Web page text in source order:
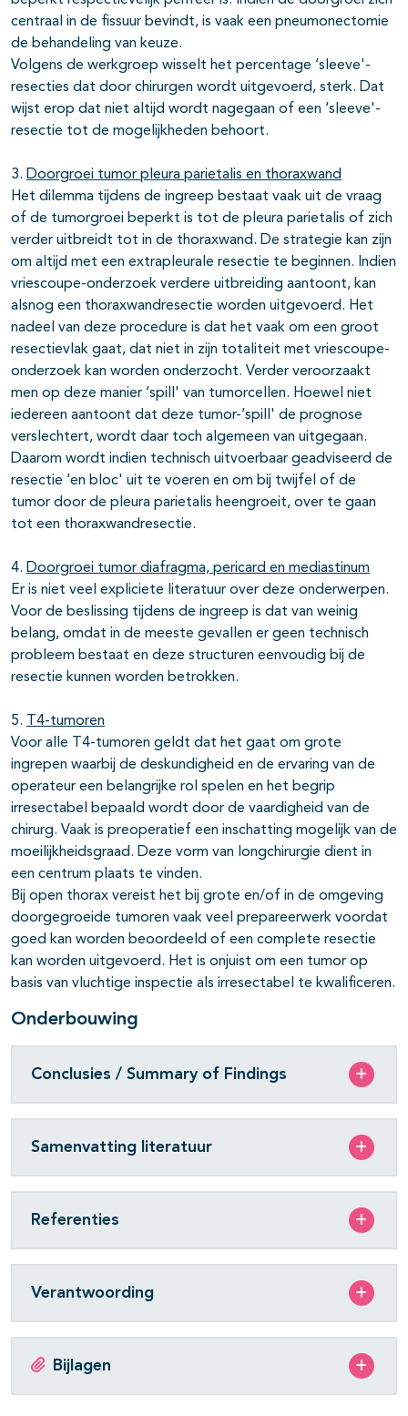
centraal in de fissuur bevindt, is vaak een pneumonectomie
de behandeling van keuze.
Volgens de werkgroep wisselt het percentage ‘sleeve'-
resecties dat door chirurgen wordt uitgevoerd, sterk. Dat
wijst erop dat niet altijd wordt nagegaan of een ‘sleeve'-
resectie tot de mogelijkheden behoort.
3. Doorgroei tumor pleura parietalis en thoraxwand
Het dilemma tijdens de ingreep bestaat vaak uit de vraag
of de tumorgroei beperkt is tot de pleura parietalis of zich
verder uitbreidt tot in de thoraxwand. De strategie kan zijn
om altijd met een extrapleurale resectie te beginnen. Indien
vriescoupe-onderzoek verdere uitbreiding aantoont, kan
alsnog een thoraxwandresectie worden uitgevoerd. Het
nadeel van deze procedure is dat het vaak om een groot
resectievlak gaat, dat niet in zijn totaliteit met vriescoupe-
onderzoek kan worden onderzocht. Verder veroorzaakt
men op deze manier ‘spill' van tumorcellen. Hoewel niet
iedereen aantoont dat deze tumor-‘spill' de prognose
verslechtert, wordt daar toch algemeen van uitgegaan.
Daarom wordt indien technisch uitvoerbaar geadviseerd de
resectie ‘en bloc' uit te voeren en om bij twijfel of de
tumor door de pleura parietalis heengroeit, over te gaan
tot een thoraxwandresectie.
4. Doorgroei tumor diafragma, pericard en mediastinum
Er is niet veel expliciete literatuur over deze onderwerpen.
Voor de beslissing tijdens de ingreep is dat van weinig
belang, omdat in de meeste gevallen er geen technisch
probleem bestaat en deze structuren eenvoudig bij de
resectie kunnen worden betrokken.
5.
T4-tumoren
Voor alle T4-tumoren geldt dat het gaat om grote
ingrepen waarbij de deskundigheid en de ervaring van de
operateur een belangrijke rol spelen en het begrip
irresectabel bepaald wordt door de vaardigheid van de
chirurg. Vaak is preoperatief een inschatting mogelijk van de
moeilijkheidsgraad. Deze vorm van longchirurgie dient in
een centrum plaats te vinden.
Bij open thorax vereist het bij grote en/of in de omgeving
doorgegroeide tumoren vaak veel prepareerwerk voordat
goed kan worden beoordeeld of een complete resectie
kan worden uitgevoerd. Het is onjuist om een tumor op
basis van vluchtige inspectie als irresectabel te kwalificeren.
Onderbouwing
Conclusies / Summary of Findings
Samenvatting literatuur
Referenties
Verantwoording
Bijlagen